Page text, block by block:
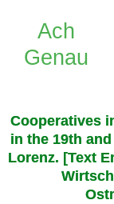
Cooperatives
in the 19th
Lorenz. [Text